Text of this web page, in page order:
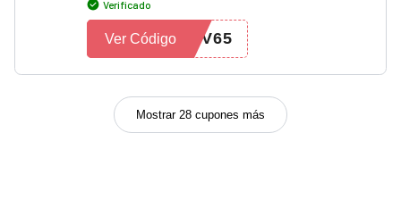
Verificado
WV65
Ver Código
Mostrar 28 cupones más